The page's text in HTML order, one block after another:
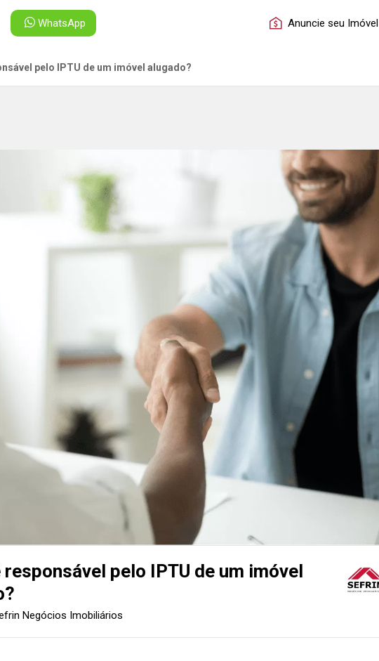
WhatsApp Anuncie seu Imóvel
pelo IPTU de um imóvel alugado?
responsável pelo IPTU de um imóvel
Negócios Imobiliários